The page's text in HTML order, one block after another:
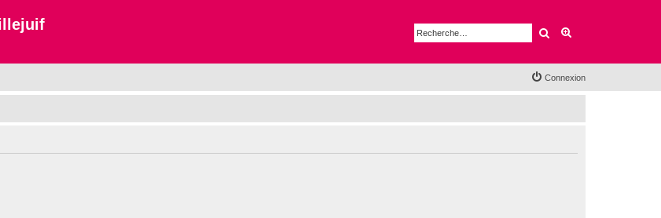
Rechercher
Connexion